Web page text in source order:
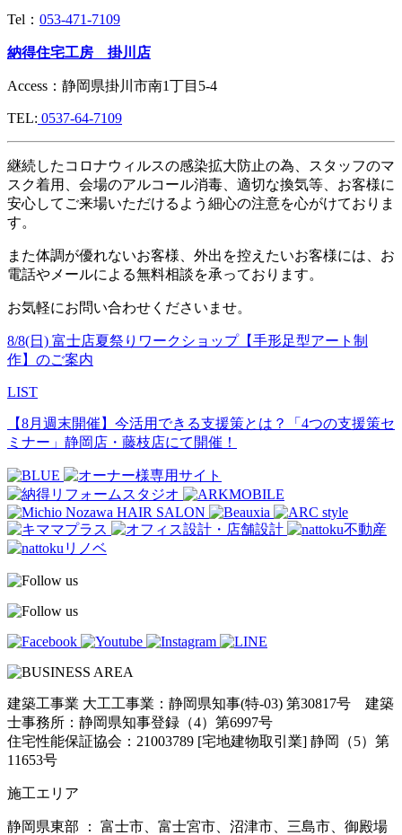
Tel： 053-471-7109
納得住宅工房 掛川店
Access： 静岡県掛川市南1丁目5-4
TEL: 0537-64-7109
継続したコロナウィルスの感染拡大防止の為、スタッフのマ
スク着用、会場のアルコール消毒、適切な換気等、お客様に
安心してご来場いただけるよう細心の注意を心がけておりま
す。
また体調が優れないお客様、外出を控えたいお客様には、お
電話やメールによる無料相談を承っております。
お気軽にお問い合わせくださいませ。
8/8(日) 富士店夏祭りワークショップ【手形足型アート制
作】のご案内
LIST
【8月週末開催】今活用できる支援策とは？「4つの支援策セ
ミナー」静岡店・藤枝店にて開催！
建築工事業 大工工事業：静岡県知事(特-03) 第30817号 建築
士事務所：静岡県知事登録（4）第6997号
住宅性能保証協会：21003789 [宅地建物取引業] 静岡（5）第
11653号
施工エリア
静岡県東部 ： 富士市、富士宮市、沼津市、三島市、御殿場